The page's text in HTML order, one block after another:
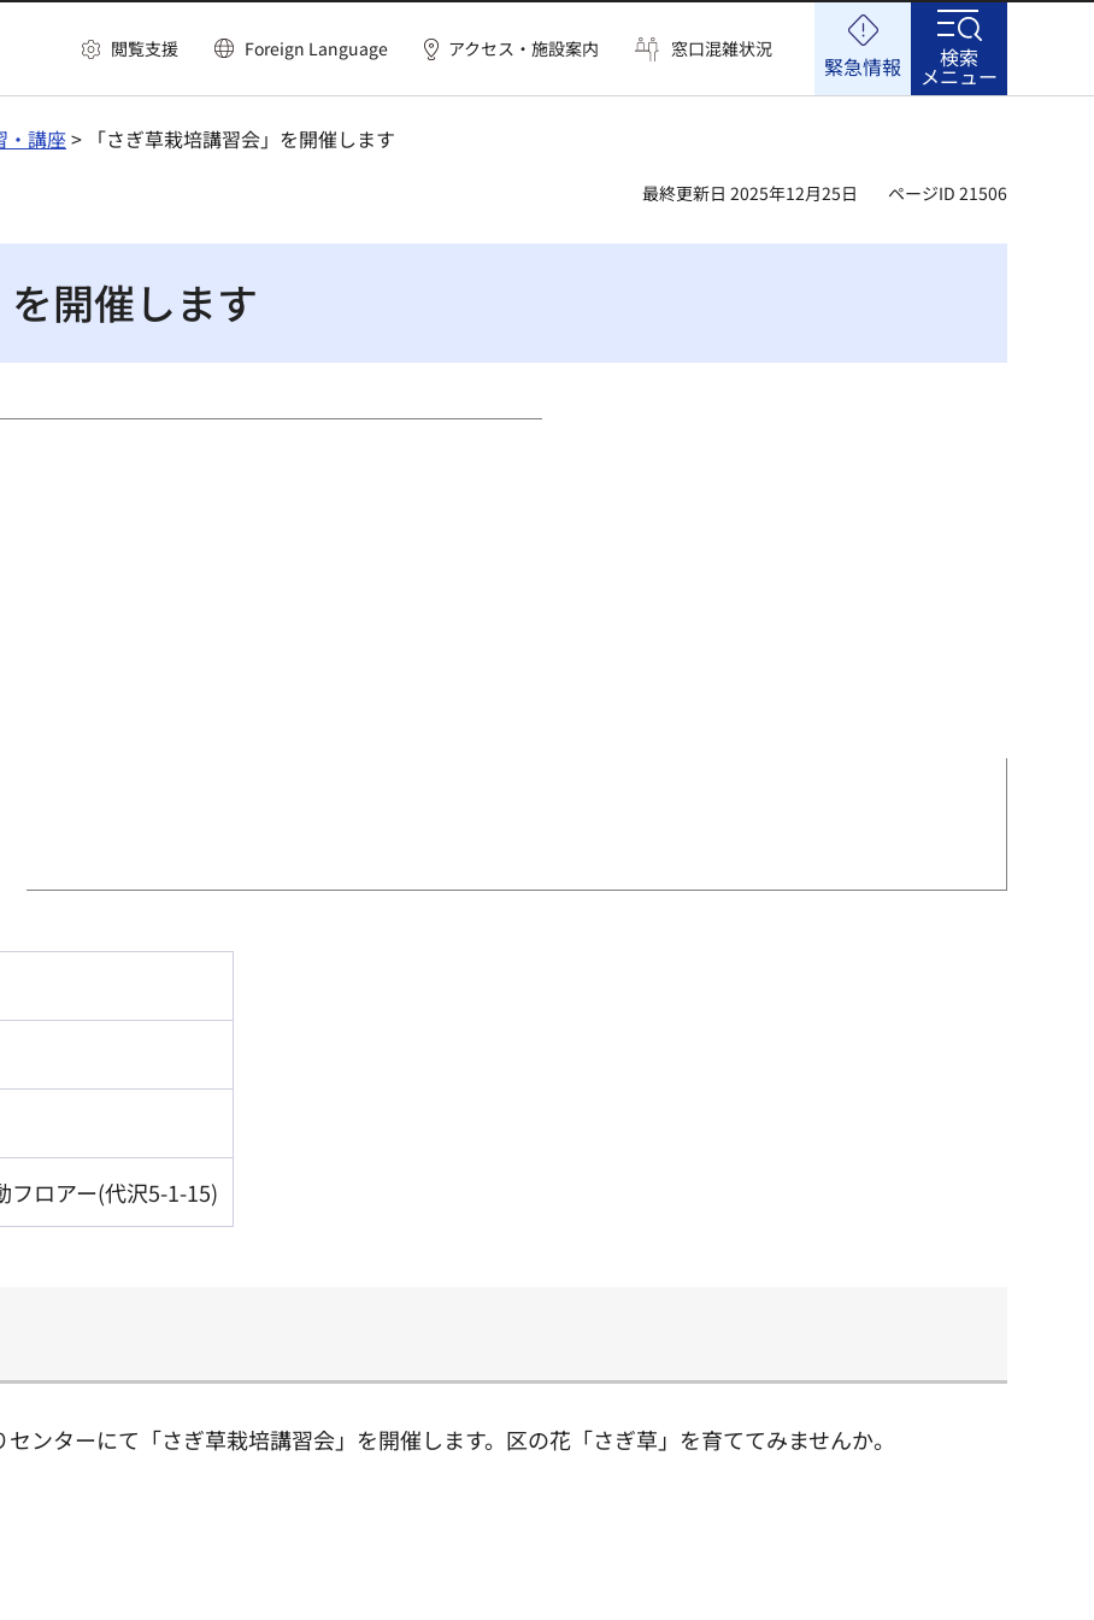
閲覧支援 Foreign Language アクセス・施設案内 窓口混雑状況
緊急情報 検索
メニュー
・講座> 「さぎ草栽培講習会」を開催します
最終更新日 2025年12月25日 ページID 21506
開催します
フロアー(代沢5-1-15)
ンターにて「さぎ草栽培講習会」を開催します。区の花「さぎ草」を育ててみませんか。